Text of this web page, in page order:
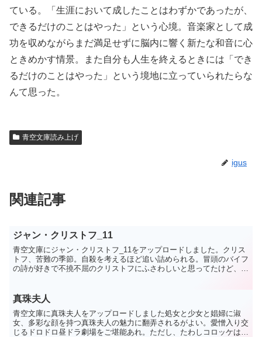
ている。「生涯において成したことはわずかであったが、
できるだけのことはやった」という心境。音楽家として成
功を収めながらまだ満足せずに脳内に響く新たな和音に心
ときめかす情景。また自分も人生を終えるときには「でき
るだけのことはやった」という境地に立っていられたらな
んて思った。
青空文庫読み上げ
igus
関連記事
ジャン・クリストフ_11
青空文庫にジャン・クリストフ_11をアップロードしました。クリス
トフ、苦難の季節。自殺を考えるほど追い詰められる。冒頭のバイフ
の詩が好きで不撓不屈のクリストフにふさわしいと思ってたけど、再
真珠夫人
青空文庫に真珠夫人をアップロードしました処女と少女と娼婦に淑
女、多彩な顔を持つ真珠夫人の魅力に翻弄されるがよい。愛憎入り交
じるドロドロ昼ドラ劇場をご堪能あれ。ただし、たわしコロッケは出